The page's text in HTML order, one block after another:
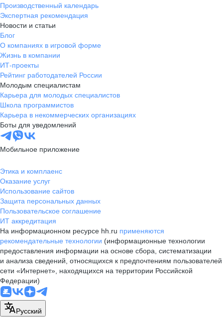
Производственный календарь
Экспертная рекомендация
Новости и статьи
Блог
О компаниях в игровой форме
Жизнь в компании
ИТ-проекты
Рейтинг работодателей России
Молодым специалистам
Карьера для молодых специалистов
Школа программистов
Карьера в некоммерческих организациях
Боты для уведомлений
Мобильное приложение
Этика и комплаенс
Оказание услуг
Использование сайтов
Защита персональных данных
Пользовательское соглашение
ИТ аккредитация
На информационном ресурсе hh.ru применяются
рекомендательные технологии (информационные технологии
предоставления информации на основе сбора, систематизации
и анализа сведений, относящихся к предпочтениям пользователей
сети «Интернет», находящихся на территории Российской
Федерации)
Русский